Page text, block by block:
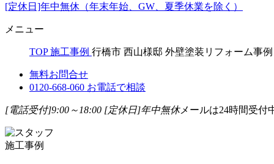
[定休日]年中無休（年末年始、GW、夏季休業を除く）
メニュー
TOP 施工事例 行橋市 西山様邸 外壁塗装リフォーム事例
無料お問合せ
0120-668-060 お電話で相談
[電話受付]9:00～18:00 [定休日]年中無休メールは24時間受付
施工事例